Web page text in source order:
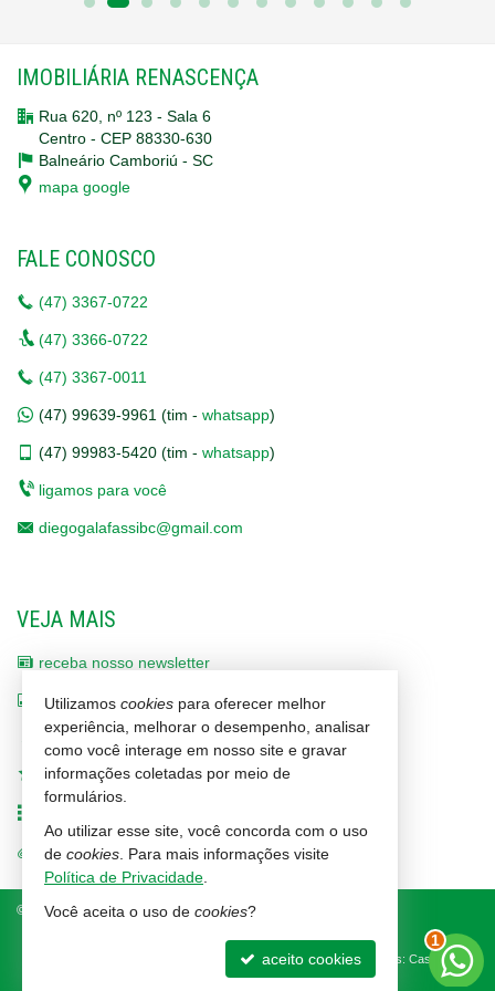
IMOBILIÁRIA RENASCENÇA
Rua 620, nº 123 - Sala 6
Centro - CEP 88330-630
Balneário Camboriú - SC
mapa google
FALE CONOSCO
(47) 3367-0722
(47) 3366-0722
(47) 3367-0011
(47) 99639-9961 (tim - whatsapp)
(47) 99983-5420 (tim - whatsapp)
ligamos para você
diegogalafassibc@gmail.com
VEJA MAIS
receba nosso newsletter
indicadores financeiros
cadastre seu imóvel
imóveis favoritos
trabalhe conosco
© 2026 CRECI/SC 1464-J Política de Privacidade
Site para imobiliárias: Castel Digital
1
Utilizamos cookies para oferecer melhor
experiência, melhorar o desempenho, analisar
como você interage em nosso site e gravar
informações coletadas por meio de
formulários.
Ao utilizar esse site, você concorda com o uso
de cookies . Para mais informações visite
Política de Privacidade
Você aceita o uso de cookies?
aceito cookies